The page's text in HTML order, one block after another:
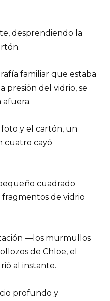
desprendiendo la
familiar que estaba
presión del vidrio, se
afuera.
y el cartón, un
cuatro cayó
cuadrado
de vidrio
—los murmullos
de Chloe, el
al instante.
profundo y